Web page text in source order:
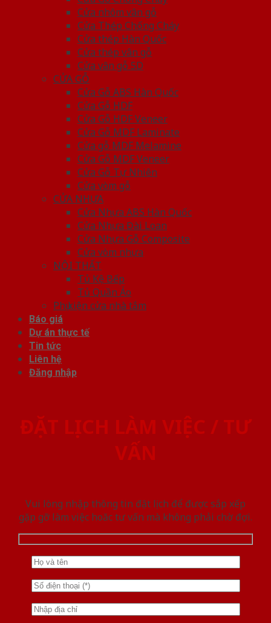
Cửa nhôm vân gỗ
Cửa Thép Chống Cháy
Cửa thép Hàn Quốc
Cửa thép vân gỗ
Cửa vân gỗ 5D
CỬA GỖ
Cửa Gỗ ABS Hàn Quốc
Cửa Gỗ HDF
Cửa Gỗ HDF Veneer
Cửa Gỗ MDF Laminate
Cửa gỗ MDF Melamine
Cửa Gỗ MDF Veneer
Cửa Gỗ Tự Nhiên
Cửa vòm gỗ
CỬA NHỰA
Cửa Nhựa ABS Hàn Quốc
Cửa Nhựa Đài Loan
Cửa Nhựa Gỗ Composite
Cửa vòm nhựa
NỘI THẤT
Tủ Kệ Bếp
Tủ Quần Áo
Phụ kiện cửa nhà tắm
Báo giá
Dự án thực tế
Tin tức
Liên hệ
Đăng nhập
ĐẶT LỊCH LÀM VIỆC / TƯ
VẤN
Vui lòng nhập thông tin đặt lịch để được sắp xếp
gặp gỡ làm việc hoăc tư vấn mà không phải chờ đợi.